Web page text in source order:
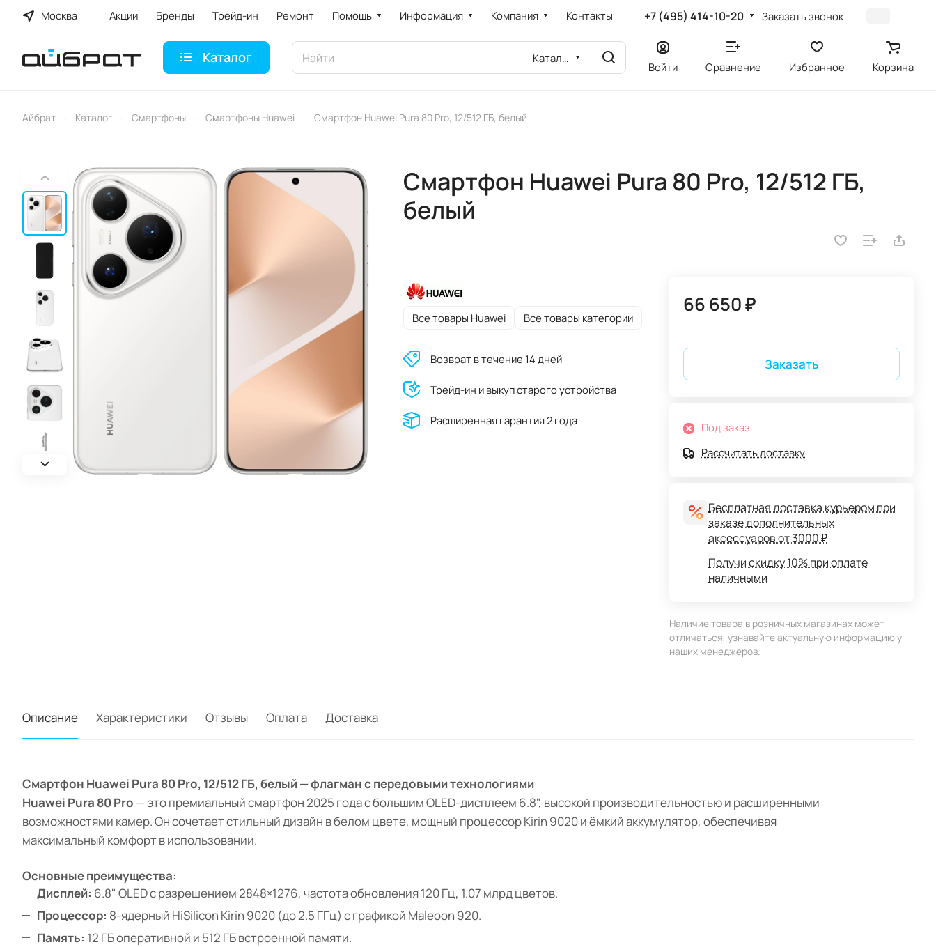
Москва Акции Бренды Трейд-ин Ремонт Помощь Информация Компания Контакты +7 (495) 414-10-20 Заказать звонок
Каталог Каталог
Войти Сравнение Избранное Корзина
Айбрат – Каталог – Смартфоны – Смартфоны Huawei – Смартфон Huawei Pura 80 Pro, 12/512 ГБ, белый
Смартфон Huawei Pura 80 Pro, 12/512 ГБ,
белый
Все товары Huawei Все товары категории
Возврат в течение 14 дней
Трейд-ин и выкуп старого устройства
Расширенная гарантия 2 года
66 650 ₽
Заказать
Под заказ
Рассчитать доставку
Бесплатная доставка курьером при
заказе дополнительных
аксессуаров от 3000 ₽
Получи скидку 10% при оплате
наличными
Наличие товара в розничных магазинах может
отличаться, узнавайте актуальную информацию у
наших менеджеров.
Описание Характеристики Отзывы Оплата Доставка
Смартфон Huawei Pura 80 Pro, 12/512 ГБ, белый — флагман с передовыми технологиями
Huawei Pura 80 Pro — это премиальный смартфон 2025 года с большим OLED-дисплеем 6.8", высокой производительностью и расширенными
возможностями камер. Он сочетает стильный дизайн в белом цвете, мощный процессор Kirin 9020 и ёмкий аккумулятор, обеспечивая
максимальный комфорт в использовании.
Основные преимущества:
Дисплей: 6.8" OLED с разрешением 2848×1276, частота обновления 120 Гц, 1.07 млрд цветов.
Процессор: 8-ядерный HiSilicon Kirin 9020 (до 2.5 ГГц) с графикой Maleoon 920.
Память: 12 ГБ оперативной и 512 ГБ встроенной памяти.